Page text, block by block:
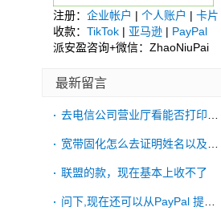
注册： 企业帐户 | 个人账户 | 卡片
收款： TikTok | 亚马逊 | PayPal
派安盈咨询+微信：ZhaoNiuPai
最新留言
联盟的款，现在基本上收不了